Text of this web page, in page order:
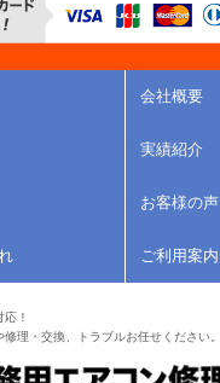
会社概要
実績紹介
お客様の声
ご利用案内
！
理・交換、トラブルお任せください。